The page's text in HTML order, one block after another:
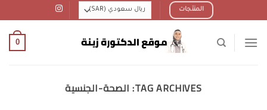
to
المنتجات
0
TAG ARCHIVES: الصحة-الجنسية